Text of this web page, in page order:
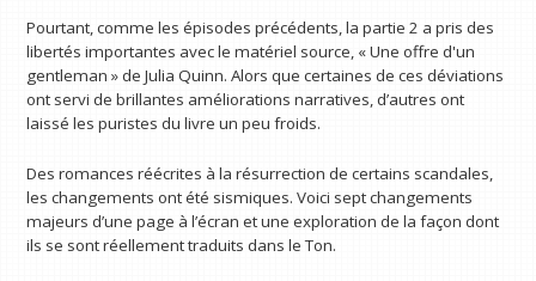
Pourtant, comme les épisodes précédents, la partie 2 a pris des
libertés importantes avec le matériel source, « Une offre d'un
gentleman » de Julia Quinn. Alors que certaines de ces déviations
ont servi de brillantes améliorations narratives, d’autres ont
laissé les puristes du livre un peu froids.
Des romances réécrites à la résurrection de certains scandales,
les changements ont été sismiques. Voici sept changements
majeurs d’une page à l’écran et une exploration de la façon dont
ils se sont réellement traduits dans le Ton.